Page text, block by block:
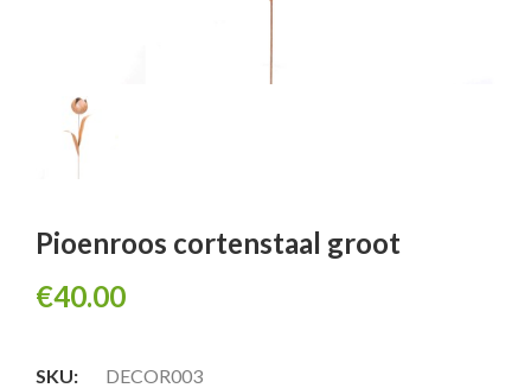
Pioenroos cortenstaal groot
€40.00
SKU: DECOR003